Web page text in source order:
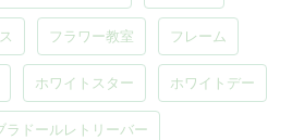
フラワー教室 フレーム
ホワイトスター ホワイトデー
ラドールレトリーバー